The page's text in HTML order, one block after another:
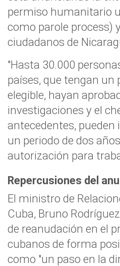
permiso humanitario
como parole process)
ciudadanos de
"Hasta 30.000
países, que tengan un
elegible, hayan
investigaciones y el
antecedentes, pueden
un periodo de dos
autorización para
Repercusiones del
El ministro de
Cuba, Bruno
de reanudación en el
cubanos de forma
como "un paso en la